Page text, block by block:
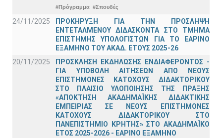
#Πρόγραμμα #Σπουδές
24/11/2025
ΠΡΟΚΗΡΥΞΗ ΓΙΑ ΤΗΝ ΠΡΟΣΛΗΨΗ
ΕΝΤΕΤΑΛΜΕΝΟΥ ΔΙΔΑΣΚΟΝΤΑ ΣΤΟ ΤΜΗΜΑ
ΕΠΙΣΤΗΜΗΣ ΥΠΟΛΟΓΙΣΤΩΝ ΓΙΑ ΤΟ ΕΑΡΙΝΟ
ΕΞΑΜΗΝΟ ΤΟΥ ΑΚΑΔ. ΕΤΟΥΣ 2025-26
20/11/2025
ΠΡΟΣΚΛΗΣΗ ΕΚΔΗΛΩΣΗΣ ΕΝΔΙΑΦΕΡΟΝΤΟΣ -
ΓΙΑ ΥΠΟΒΟΛΗ ΑΙΤΗΣΕΩΝ ΑΠΟ ΝΕΟΥΣ
ΕΠΙΣΤΗΜΟΝΕΣ ΚΑΤΟΧΟΥΣ ΔΙΔΑΚΤΟΡΙΚΟΥ
ΣΤΟ ΠΛΑΙΣΙΟ ΥΛΟΠΟΙΗΣΗΣ ΤΗΣ ΠΡΑΞΗΣ
«ΑΠΟΚΤΗΣΗ ΑΚΑΔΗΜΑΪΚΗΣ ΔΙΔΑΚΤΙΚΗΣ
ΕΜΠΕΙΡΙΑΣ ΣΕ ΝΕΟΥΣ ΕΠΙΣΤΗΜΟΝΕΣ
ΚΑΤΟΧΟΥΣ ΔΙΔΑΚΤΟΡΙΚΟΥ ΣΤΟ
ΠΑΝΕΠΙΣΤΗΜΙΟ ΚΡΗΤΗΣ» ΣΤΟ ΑΚΑΔΗΜΑΪΚΟ
ΕΤΟΣ 2025-2026 - ΕΑΡΙΝΟ ΕΞΑΜΗΝΟ